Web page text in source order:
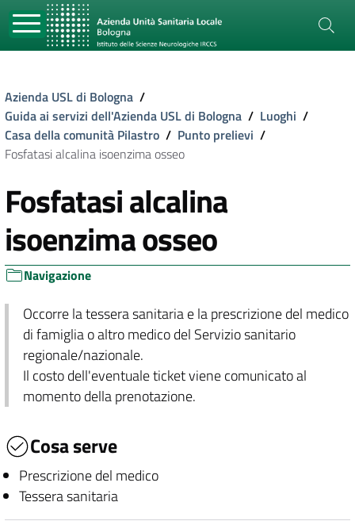
Azienda USL di Bologna /
Guida ai servizi dell'Azienda USL di Bologna / Luoghi /
Casa della comunità Pilastro / Punto prelievi /
Fosfatasi alcalina isoenzima osseo
Fosfatasi alcalina
isoenzima osseo
Navigazione
Occorre la tessera sanitaria e la prescrizione del medico
di famiglia o altro medico del Servizio sanitario
regionale/nazionale.
Il costo dell'eventuale ticket viene comunicato al
momento della prenotazione.
Cosa serve
Prescrizione del medico
Tessera sanitaria